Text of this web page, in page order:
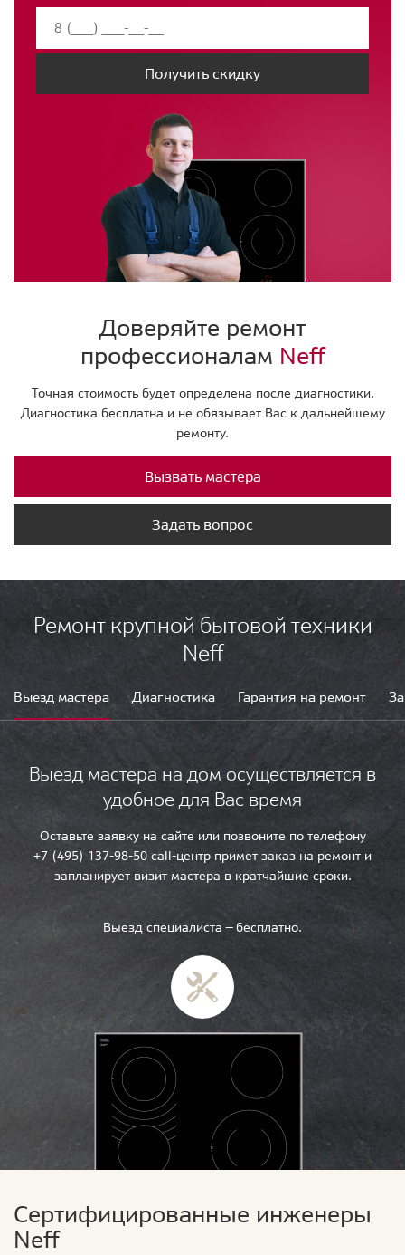
Получить скидку
Доверяйте ремонт
профессионалам Neff
Точная стоимость будет определена после диагностики.
Диагностика бесплатна и не обязывает Вас к дальнейшему
ремонту.
Вызвать мастера
Задать вопрос
Ремонт крупной бытовой техники
Neff
Выезд мастера Диагностика Гарантия на ремонт
Выезд мастера на дом осуществляется в
удобное для Вас время
Оставьте заявку на сайте или позвоните по телефону
+7 (495) 137-98-50 call-центр примет заказ на ремонт и
запланирует визит мастера в кратчайшие сроки.
Выезд специалиста — бесплатно.
Сертифицированные инженеры
Neff